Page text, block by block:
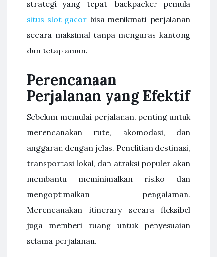
strategi yang tepat, backpacker pemula
situs slot gacor bisa menikmati perjalanan
secara maksimal tanpa menguras kantong
dan tetap aman.
Perencanaan
Perjalanan yang Efektif
Sebelum memulai perjalanan, penting untuk
merencanakan rute, akomodasi, dan
anggaran dengan jelas. Penelitian destinasi,
transportasi lokal, dan atraksi populer akan
membantu meminimalkan risiko dan
mengoptimalkan pengalaman.
Merencanakan itinerary secara fleksibel
juga memberi ruang untuk penyesuaian
selama perjalanan.